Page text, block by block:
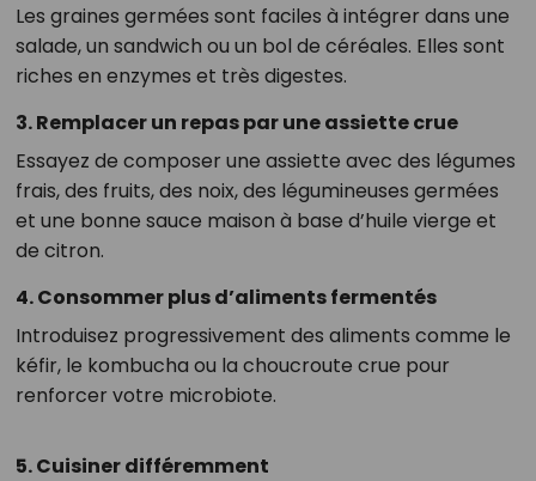
Les graines germées sont faciles à intégrer dans une
salade, un sandwich ou un bol de céréales. Elles sont
riches en enzymes et très digestes.
3. Remplacer un repas par une assiette crue
Essayez de composer une assiette avec des légumes
frais, des fruits, des noix, des légumineuses germées
et une bonne sauce maison à base d’huile vierge et
de citron.
4. Consommer plus d’aliments fermentés
Introduisez progressivement des aliments comme le
kéfir, le kombucha ou la choucroute crue pour
renforcer votre microbiote.
5. Cuisiner différemment